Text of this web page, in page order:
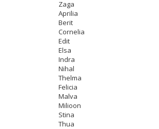
Zaga
Aprilia
Berit
Cornelia
Edit
Elsa
Indra
Nihal
Thelma
Felicia
Malva
Milioon
Stina
Thua